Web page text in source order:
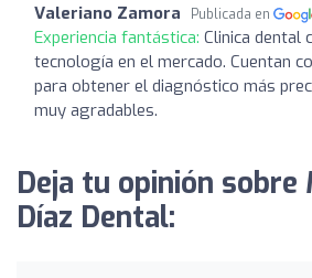
Valeriano Zamora Publicada en
Experiencia fantástica: Clinica dental
tecnología en el mercado. Cuentan
para obtener el diagnóstico más
muy agradables.
Deja tu opinión sobre
Díaz Dental: